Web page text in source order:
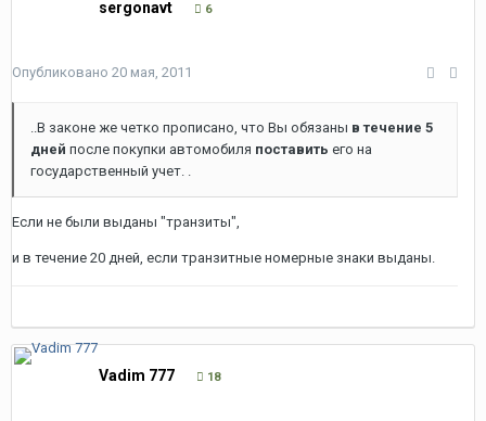
sergonavt 6
Опубликовано 20 мая, 2011
..В законе же четко прописано, что Вы обязаны в течение 5
дней после покупки автомобиля поставить его на
государственный учет. .
Если не были выданы "транзиты",
и в течение 20 дней, если транзитные номерные знаки выданы.
Vadim 777 18